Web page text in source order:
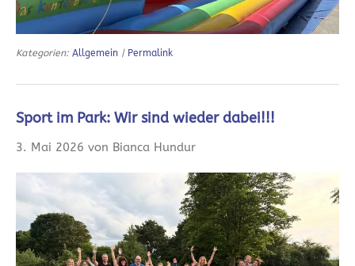
Kategorien: Allgemein | Permalink
Sport im Park: Wir sind wieder dabei!!!
3. Mai 2026 von Bianca Hundur